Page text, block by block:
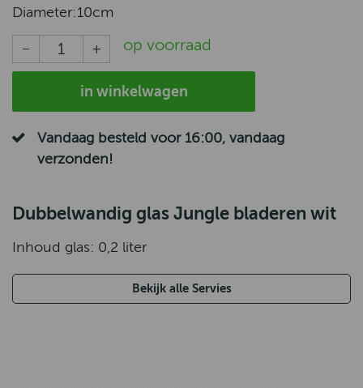
Diameter:10cm
op voorraad
in winkelwagen
Vandaag besteld voor 16:00, vandaag
verzonden!
Dubbelwandig glas Jungle bladeren wit
Inhoud glas: 0,2 liter
Bekijk alle Servies